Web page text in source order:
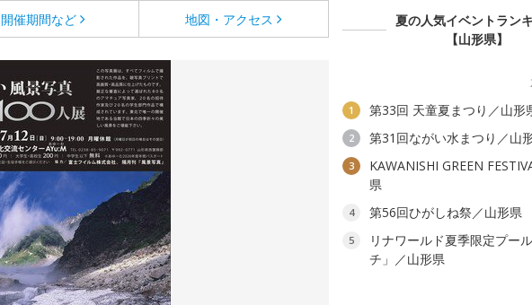
開催期間など 地図・アクセス
夏の人気イベントラン
【山形県】
1 第33回 天童夏まつり／山形
2 第31回ながい水まつり／山
3
KAWANISHI GREEN
県
4 第56回ひがしね祭／山形県
5
リナワールド夏季限定プー
チ」／山形県